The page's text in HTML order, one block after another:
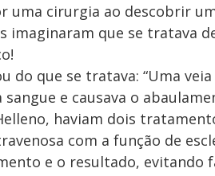
uma cirurgia ao descobrir
imaginaram que se tratava
do que se tratava: “Uma
sangue e causava o
haviam dois
com a função de
e o resultado, evitando